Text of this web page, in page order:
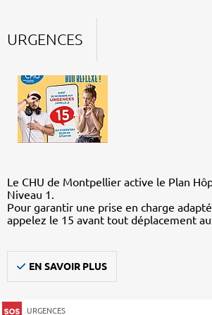
URGENCES
Le CHU de Montpellier active le Plan
Niveau 1.
Pour garantir une prise en charge
appelez le 15 avant tout déplacement
EN SAVOIR PLUS
URGENCES